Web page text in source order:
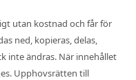
utan kostnad och får för
ned, kopieras, delas,
inte ändras. När innehållet
Upphovsrätten till